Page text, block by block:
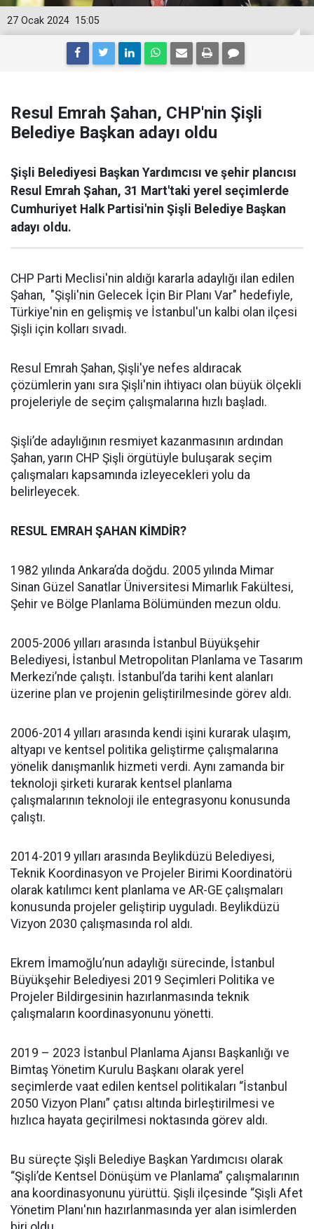
15:05
27 Ocak 2024
Resul Emrah Şahan, CHP'nin Şişli
Belediye Başkan adayı oldu
Şişli Belediyesi Başkan Yardımcısı ve şehir plancısı
Resul Emrah Şahan, 31 Mart'taki yerel seçimlerde
Cumhuriyet Halk Partisi'nin Şişli Belediye Başkan
adayı oldu.
CHP Parti Meclisi'nin aldığı kararla adaylığı ilan edilen
Şahan, "Şişli'nin Gelecek İçin Bir Planı Var" hedefiyle,
Türkiye'nin en gelişmiş ve İstanbul'un kalbi olan ilçesi
Şişli için kolları sıvadı.
Resul Emrah Şahan, Şişli'ye nefes aldıracak
çözümlerin yanı sıra Şişli'nin ihtiyacı olan büyük ölçekli
projeleriyle de seçim çalışmalarına hızlı başladı.
Şişli’de adaylığının resmiyet kazanmasının ardından
Şahan, yarın CHP Şişli örgütüyle buluşarak seçim
çalışmaları kapsamında izleyecekleri yolu da
belirleyecek.
RESUL EMRAH ŞAHAN KİMDİR?
1982 yılında Ankara’da doğdu. 2005 yılında Mimar
Sinan Güzel Sanatlar Üniversitesi Mimarlık Fakültesi,
Şehir ve Bölge Planlama Bölümünden mezun oldu.
2005-2006 yılları arasında İstanbul Büyükşehir
Belediyesi, İstanbul Metropolitan Planlama ve Tasarım
Merkezi’nde çalıştı. İstanbul’da tarihi kent alanları
üzerine plan ve projenin geliştirilmesinde görev aldı.
2006-2014 yılları arasında kendi işini kurarak ulaşım,
altyapı ve kentsel politika geliştirme çalışmalarına
yönelik danışmanlık hizmeti verdi. Aynı zamanda bir
teknoloji şirketi kurarak kentsel planlama
çalışmalarının teknoloji ile entegrasyonu konusunda
çalıştı.
2014-2019 yılları arasında Beylikdüzü Belediyesi,
Teknik Koordinasyon ve Projeler Birimi Koordinatörü
olarak katılımcı kent planlama ve AR-GE çalışmaları
konusunda projeler geliştirip uyguladı. Beylikdüzü
Vizyon 2030 çalışmasında rol aldı.
Ekrem İmamoğlu’nun adaylığı sürecinde, İstanbul
Büyükşehir Belediyesi 2019 Seçimleri Politika ve
Projeler Bildirgesinin hazırlanmasında teknik
çalışmaların koordinasyonunu yönetti.
2019 – 2023 İstanbul Planlama Ajansı Başkanlığı ve
Bimtaş Yönetim Kurulu Başkanı olarak yerel
seçimlerde vaat edilen kentsel politikaları “İstanbul
2050 Vizyon Planı” çatısı altında birleştirilmesi ve
hızlıca hayata geçirilmesi noktasında görev aldı.
Bu süreçte Şişli Belediye Başkan Yardımcısı olarak
“Şişli’de Kentsel Dönüşüm ve Planlama” çalışmalarının
ana koordinasyonunu yürüttü. Şişli ilçesinde “Şişli Afet
Yönetim Planı'nın hazırlanmasında yer alan isimlerden